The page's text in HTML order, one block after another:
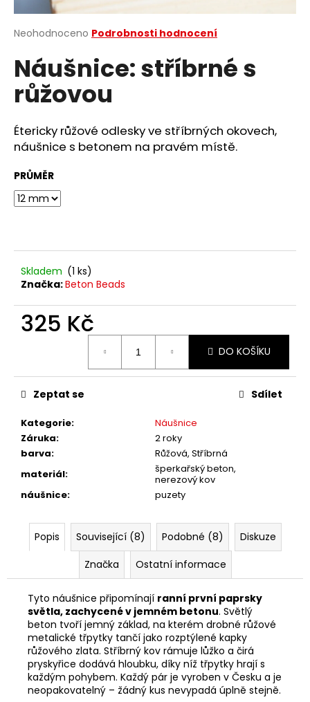
Průměrné
produktu
je
hvězdiček.
Neohodnoceno Podrobnosti hodnocení
Náušnice: stříbrné s
růžovou
Étericky růžové odlesky ve stříbrných okovech,
náušnice s betonem na pravém místě.
PRŮMĚR
Skladem (1 ks)
Značka:Beton Beads
325 Kč
DO KOŠÍKU
Kategorie:
Náušnice
Záruka:
2 roky
barva:
Růžová, Stříbrná
materiál:
šperkařský beton,
nerezový kov
náušnice: puzety
Zeptat se Sdílet
Popis Související (8) Podobné (8)
Diskuze
Značka
Ostatní informace
Tyto náušnice připomínají ranní první paprsky
světla, zachycené v jemném betonu. Světlý
beton tvoří jemný základ, na kterém drobné růžové
metalické třpytky tančí jako rozptýlené kapky
růžového zlata. Stříbrný kov rámuje lůžko a čirá
pryskyřice dodává hloubku, díky níž třpytky hrají s
každým pohybem. Každý pár je vyroben v Česku a je
neopakovatelný – žádný kus nevypadá úplně stejně.
a
j
t
?
p
o
č
u
m
e